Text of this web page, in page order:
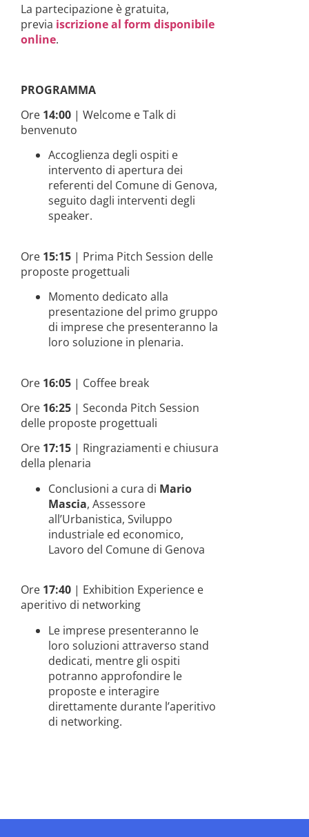
La partecipazione è gratuita,
previa iscrizione al form disponibile
online.
PROGRAMMA
Ore 14:00 | Welcome e Talk di
benvenuto
Accoglienza degli ospiti e
intervento di apertura dei
referenti del Comune di Genova,
seguito dagli interventi degli
speaker.
Ore 15:15 | Prima Pitch Session delle
proposte progettuali
Momento dedicato alla
presentazione del primo gruppo
di imprese che presenteranno la
loro soluzione in plenaria.
Ore 16:05 | Coffee break
Ore 16:25 | Seconda Pitch Session
delle proposte progettuali
Ore 17:15 | Ringraziamenti e chiusura
della plenaria
Conclusioni a cura di Mario
Mascia, Assessore
all’Urbanistica, Sviluppo
industriale ed economico,
Lavoro del Comune di Genova
Ore 17:40 | Exhibition Experience e
aperitivo di networking
Le imprese presenteranno le
loro soluzioni attraverso stand
dedicati, mentre gli ospiti
potranno approfondire le
proposte e interagire
direttamente durante l’aperitivo
di networking.